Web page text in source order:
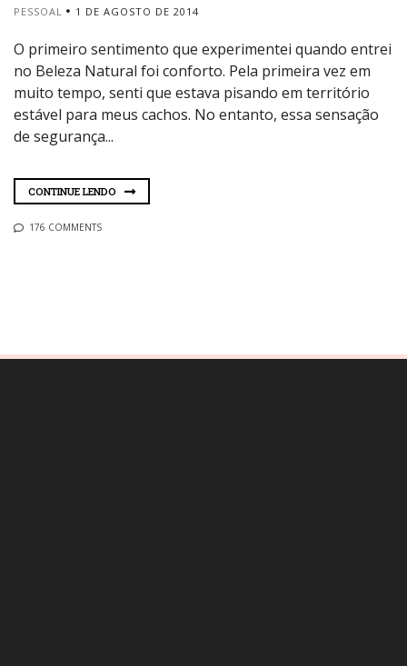
PESSOAL 1 DE AGOSTO DE 2014
O primeiro sentimento que experimentei quando entrei
no Beleza Natural foi conforto. Pela primeira vez em
muito tempo, senti que estava pisando em território
estável para meus cachos. No entanto, essa sensação
de segurança...
CONTINUE LENDO
176 COMMENTS